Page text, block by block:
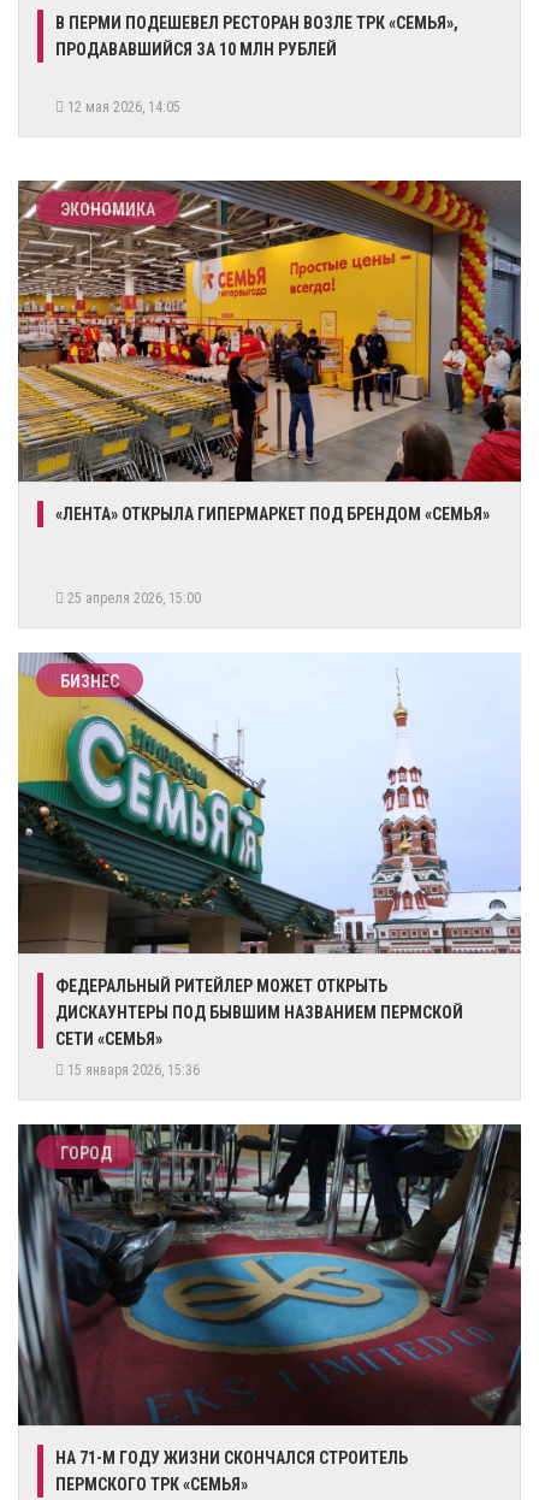
В ПЕРМИ ПОДЕШЕВЕЛ РЕСТОРАН ВОЗЛЕ ТРК «СЕМЬЯ»,
ПРОДАВАВШИЙСЯ ЗА 10 МЛН РУБЛЕЙ
12 мая 2026, 14:05
ЭКОНОМИКА
​«ЛЕНТА» ОТКРЫЛА ГИПЕРМАРКЕТ ПОД БРЕНДОМ «СЕМЬЯ»
25 апреля 2026, 15:00
БИЗНЕС
​ФЕДЕРАЛЬНЫЙ РИТЕЙЛЕР МОЖЕТ ОТКРЫТЬ
ДИСКАУНТЕРЫ ПОД БЫВШИМ НАЗВАНИЕМ ПЕРМСКОЙ
СЕТИ «СЕМЬЯ»
15 января 2026, 15:36
ГОРОД
НА 71-М ГОДУ ЖИЗНИ СКОНЧАЛСЯ СТРОИТЕЛЬ
ПЕРМСКОГО ТРК «СЕМЬЯ»